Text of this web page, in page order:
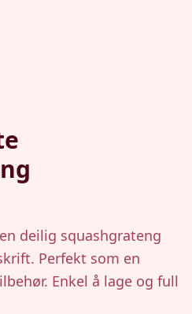
deilig squashgrateng
Perfekt som en
Enkel å lage og full